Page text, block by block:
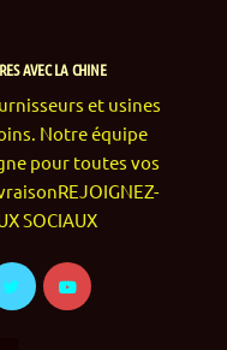
AVEC LA CHINE
et usines
Notre équipe
pour toutes vos
SOCIAUX